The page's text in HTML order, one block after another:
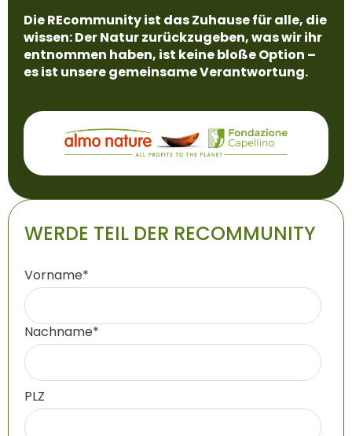
Die REcommunity ist das Zuhause für alle, die
wissen: Der Natur zurückzugeben, was wir ihr
entnommen haben, ist keine bloße Option –
es ist unsere gemeinsame Verantwortung.
WERDE TEIL DER RECOMMUNITY
Vorname*
Nachname*
PLZ